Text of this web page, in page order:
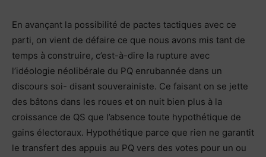
En avançant la possibilité de pactes tactiques avec ce
parti, on vient de défaire ce que nous avons mis tant de
temps à construire, c’est-à-dire la rupture avec
l’idéologie néolibérale du PQ enrubannée dans un
discours soi- disant souverainiste. Ce faisant on se jette
des bâtons dans les roues et on nuit bien plus à la
croissance de QS que l’absence toute hypothétique de
gains électoraux. Hypothétique parce que rien ne garantit
le transfert des appuis au PQ vers des votes pour un ou